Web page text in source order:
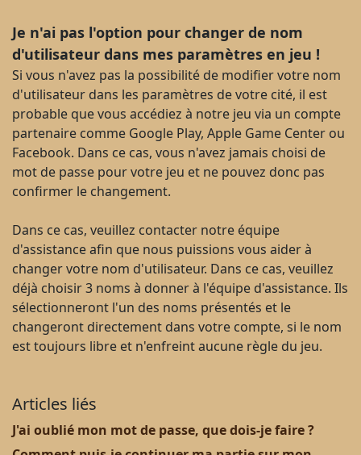
Je n'ai pas l'option pour changer de nom
d'utilisateur dans mes paramètres en jeu !
Si vous n'avez pas la possibilité de modifier votre nom
d'utilisateur dans les paramètres de votre cité, il est
probable que vous accédiez à notre jeu via un compte
partenaire comme Google Play, Apple Game Center ou
Facebook. Dans ce cas, vous n'avez jamais choisi de
mot de passe pour votre jeu et ne pouvez donc pas
confirmer le changement.
Dans ce cas, veuillez contacter notre équipe
d'assistance afin que nous puissions vous aider à
changer votre nom d'utilisateur. Dans ce cas, veuillez
déjà choisir 3 noms à donner à l'équipe d'assistance. Ils
sélectionneront l'un des noms présentés et le
changeront directement dans votre compte, si le nom
est toujours libre et n'enfreint aucune règle du jeu.
Articles liés
J'ai oublié mon mot de passe, que dois-je faire ?